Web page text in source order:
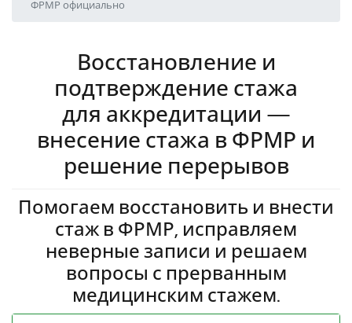
ФРМР официально
Восстановление и
подтверждение стажа
для аккредитации —
внесение стажа в ФРМР и
решение перерывов
Помогаем восстановить и внести
стаж в ФРМР, исправляем
неверные записи и решаем
вопросы с прерванным
медицинским стажем.